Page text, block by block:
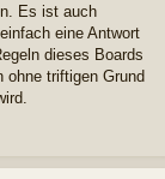
Es ist auch
eine Antwort
dieses Boards
ohne triftigen Grund